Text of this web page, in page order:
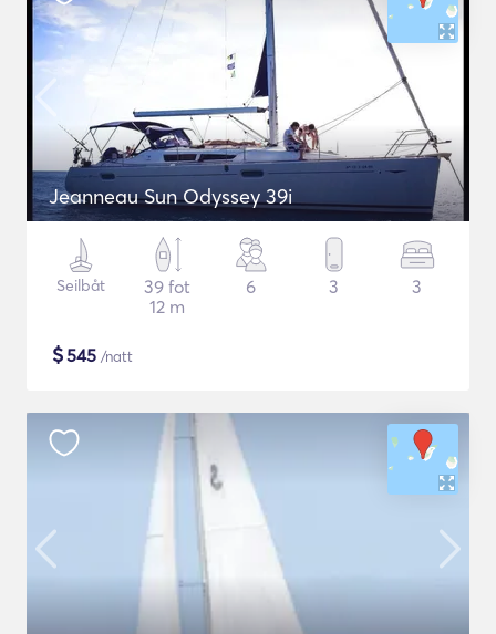
Jeanneau Sun Odyssey 39i
Seilbåt
39 fot
12 m
6 3 3
$545 /natt